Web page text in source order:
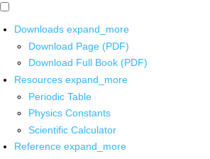
Downloads expand_more
Download Page (PDF)
Download Full Book (PDF)
Resources expand_more
Periodic Table
Physics Constants
Scientific Calculator
Reference expand_more